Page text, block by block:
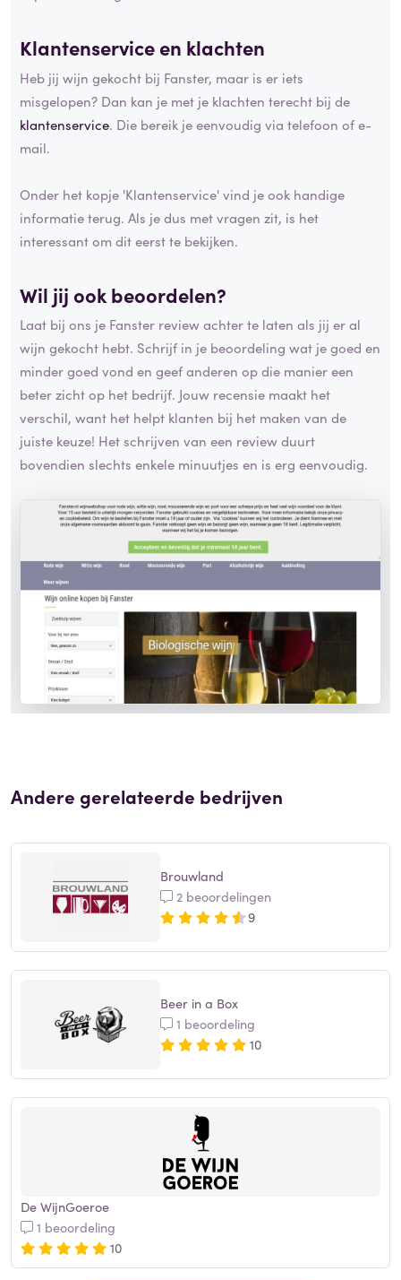
Klantenservice en klachten
Heb jij wijn gekocht bij Fanster, maar is er iets
misgelopen? Dan kan je met je klachten terecht bij de
klantenservice. Die bereik je eenvoudig via telefoon of e-
mail.
Onder het kopje 'Klantenservice' vind je ook handige
informatie terug. Als je dus met vragen zit, is het
interessant om dit eerst te bekijken.
Wil jij ook beoordelen?
Laat bij ons je Fanster review achter te laten als jij er al
wijn gekocht hebt. Schrijf in je beoordeling wat je goed en
minder goed vond en geef anderen op die manier een
beter zicht op het bedrijf. Jouw recensie maakt het
verschil, want het helpt klanten bij het maken van de
juiste keuze! Het schrijven van een review duurt
bovendien slechts enkele minuutjes en is erg eenvoudig.
Andere gerelateerde bedrijven
Brouwland
2 beoordelingen
9
Beer in a Box
1 beoordeling
10
De WijnGoeroe
1 beoordeling
10